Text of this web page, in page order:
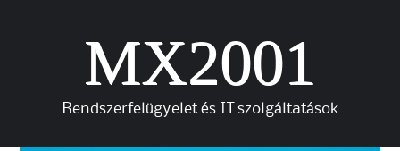
MX2001
Rendszerfelügyelet és IT szolgáltatások